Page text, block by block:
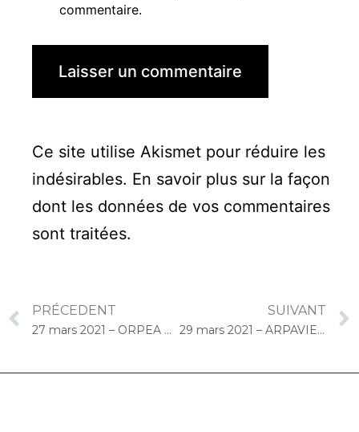
commentaire.
Ce site utilise Akismet pour réduire les
indésirables. En savoir plus sur la façon
dont les données de vos commentaires
sont traitées.
PRÉCEDENT
27 mars 2021 – ORPEA Moulin de l’Epine (Saint-Vrain) : Concert « Cello Solo »
SUIVANT
29 mars 2021 – ARPAVIE La Vallée aux Renards (L’Haÿ-les-Roses) : Concert « Cello Solo »